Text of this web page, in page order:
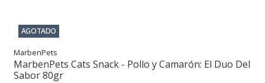
AGOTADO
MarbenPets
MarbenPets Cats Snack - Pollo y Camarón: El Duo Del
Sabor 80gr